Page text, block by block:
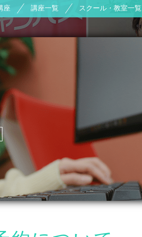
座 講座一覧 スクール・教室一覧